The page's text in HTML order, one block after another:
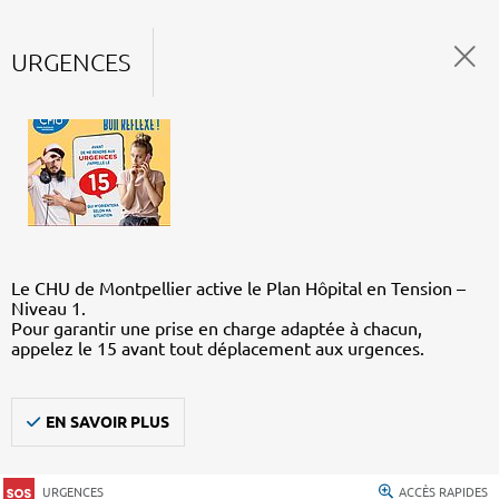
URGENCES
Le CHU de Montpellier active le Plan Hôpital en Tension –
Niveau 1.
Pour garantir une prise en charge adaptée à chacun,
appelez le 15 avant tout déplacement aux urgences.
EN SAVOIR PLUS
URGENCES ACCÈS RAPIDES